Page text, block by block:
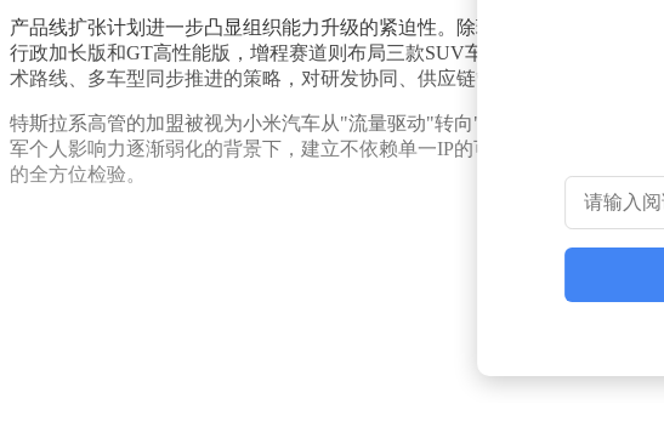
产品线扩张计划进一步凸显组织能力升级的紧迫性。除现有SU7（含Ultra
行政加长版和GT高性能版，增程赛道则布局三款SUV车型：YU5定位25万-
术路线、多车型同步推进的策略，对研发协同、供应链管理和生产调度提出
特斯拉系高管的加盟被视为小米汽车从"流量驱动"转向"体系驱动"的重要信
军个人影响力逐渐弱化的背景下，建立不依赖单一IP的可持续竞争模式。
的全方位检验。